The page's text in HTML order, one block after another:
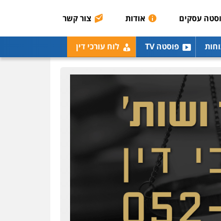
עסקים אודות צור קשר
פוסטה TV לוח עורכי דין
מחיקת כתבות מגוגל
ודחיקת אזכורים שליליים
דין
0522508109
אחסון אתרים
תמיכה
לעורכי דין
שירותים מקצועיים לעורכי
מאיה בלום, עו"ס,
טיפול ושיקום